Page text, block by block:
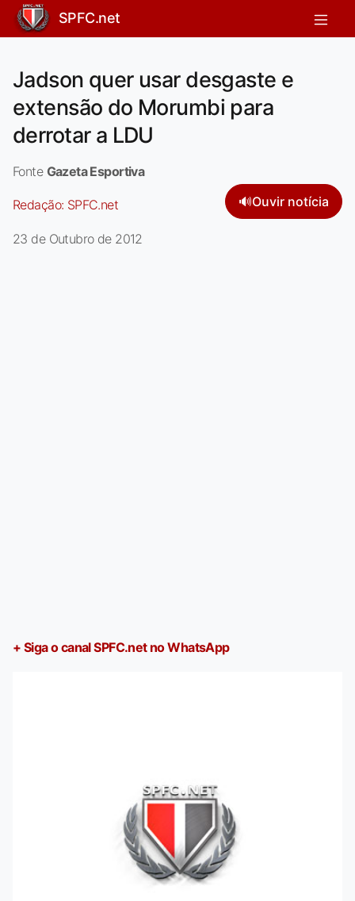
SPFC.net
Jadson quer usar desgaste e
extensão do Morumbi para
derrotar a LDU
Fonte Gazeta Esportiva
Redação: SPFC.net 🔊Ouvir notícia
23 de Outubro de 2012
+ Siga o canal SPFC.net no WhatsApp